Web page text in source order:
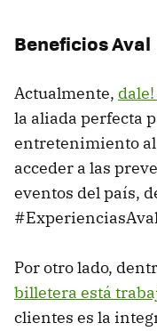
Beneficios Aval
Actualmente, dale!
la aliada perfecta
entretenimiento
acceder a las
eventos del país,
Por otro lado,
billetera está
clientes es la